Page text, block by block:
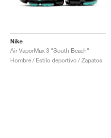
Nike
Air VaporMax 3 "South Beach"
Hombre / Estilo deportivo / Zapatos